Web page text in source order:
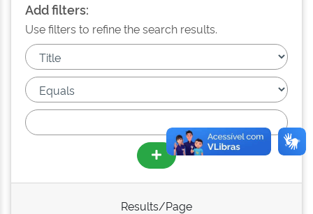
Add filters:
Use filters to refine the search results.
Results/Page